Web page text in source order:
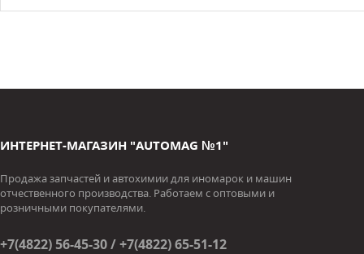
ИНТЕРНЕТ-МАГАЗИН "AUTOMAG №1"
Продажа запчастей и автохимии для иномарок и машин
отчественного производства. Работаем с оптовыми и
розничными покупателями.
+7(4822) 56-45-30 / +7(4822) 65-51-12